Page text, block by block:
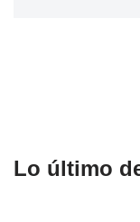
Lo último